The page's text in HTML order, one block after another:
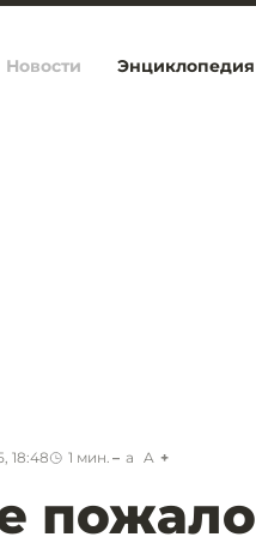
Новости Энциклопедия
18:48 1 мин. a A